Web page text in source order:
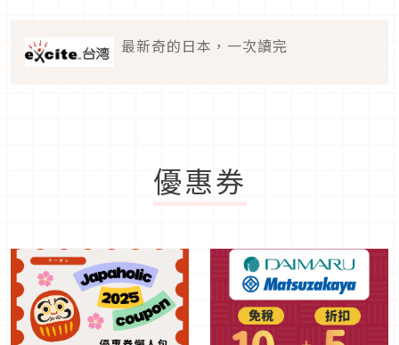
最新奇的日本，一次讀完
優惠券